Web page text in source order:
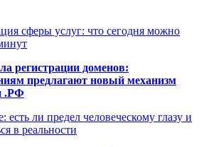
сферы услуг: что сегодня можно
регистрации доменов:
предлагают новый механизм
.РФ
ли предел человеческому глазу и
в реальности